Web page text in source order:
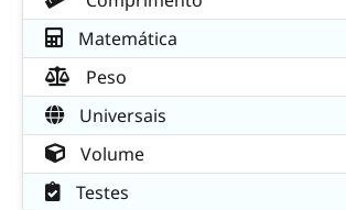
Matemática
Peso
Universais
Volume
Testes